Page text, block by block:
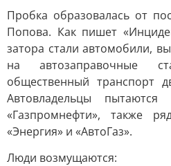
Пробка образовалась от
Попова. Как пишет
затора стали автомобили,
на автозаправочные
общественный транспорт
Автовладельцы
«Газпромнефти», также
«Энергия» и «АвтоГаз».
Люди возмущаются: